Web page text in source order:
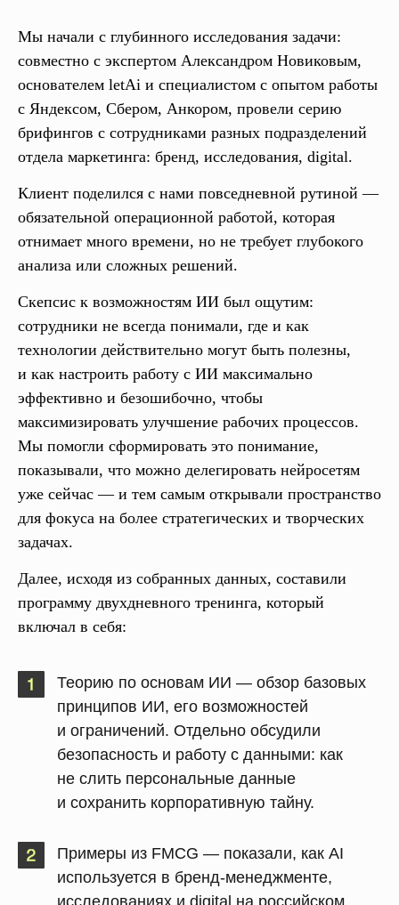
Мы начали с глубинного исследования задачи:
совместно с экспертом Александром Новиковым,
основателем letAi и специалистом с опытом работы
с Яндексом, Сбером, Анкором, провели серию
брифингов с сотрудниками разных подразделений
отдела маркетинга: бренд, исследования, digital.
Клиент поделился с нами повседневной рутиной —
обязательной операционной работой, которая
отнимает много времени, но не требует глубокого
анализа или сложных решений.
Скепсис к возможностям ИИ был ощутим:
сотрудники не всегда понимали, где и как
технологии действительно могут быть полезны,
и как настроить работу с ИИ максимально
эффективно и безошибочно, чтобы
максимизировать улучшение рабочих процессов.
Мы помогли сформировать это понимание,
показывали, что можно делегировать нейросетям
уже сейчас — и тем самым открывали пространство
для фокуса на более стратегических и творческих
задачах.
Далее, исходя из собранных данных, составили
программу двухдневного тренинга, который
включал в себя:
Теорию по основам ИИ — обзор базовых
принципов ИИ, его возможностей
и ограничений. Отдельно обсудили
безопасность и работу с данными: как
не слить персональные данные
и сохранить корпоративную тайну.
Примеры из FMCG — показали, как AI
используется в бренд-менеджменте,
исследованиях и digital на российском